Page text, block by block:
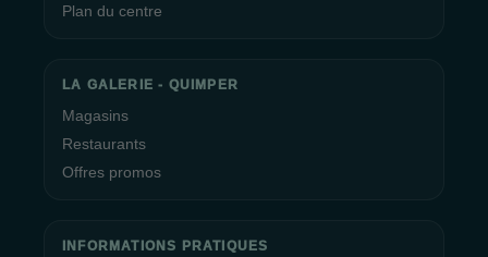
Plan du centre
LA GALERIE - QUIMPER
Magasins
Restaurants
Offres promos
INFORMATIONS PRATIQUES